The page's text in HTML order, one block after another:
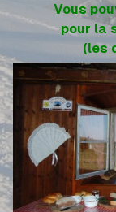
Vous
pour la
(les